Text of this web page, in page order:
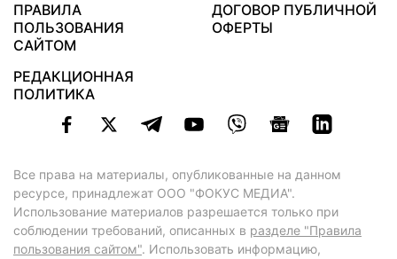
ПРАВИЛА
ПОЛЬЗОВАНИЯ
САЙТОМ
ДОГОВОР ПУБЛИЧНОЙ
ОФЕРТЫ
РЕДАКЦИОННАЯ
ПОЛИТИКА
Все права на материалы, опубликованные на данном
ресурсе, принадлежат ООО "ФОКУС МЕДИА".
Использование материалов разрешается только при
соблюдении требований, описанных в разделе "Правила
пользования сайтом". Использовать информацию,